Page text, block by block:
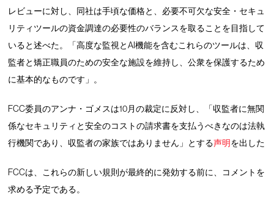
レビューに対し、同社は手頃な価格と、必要不可欠な安全・セキュ
リティツールの資金調達の必要性のバランスを取ることを目指して
いると述べた。「高度な監視とAI機能を含むこれらのツールは、収
監者と矯正職員のための安全な施設を維持し、公衆を保護するため
に基本的なものです」。
FCC委員のアンナ・ゴメスは10月の裁定に反対し、「収監者に無関
係なセキュリティと安全のコストの請求書を支払うべきなのは法執
行機関であり、収監者の家族ではありません」とする声明を出した
FCCは、これらの新しい規則が最終的に発効する前に、コメントを
求める予定である。